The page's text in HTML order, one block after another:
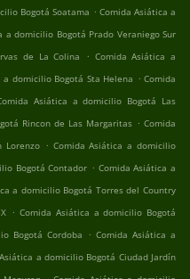
Bogotá Soatama . Comida Asiática a
a domicilio Bogotá Prado Veraniego Sur
de La Colina . Comida Asiática a
a domicilio Bogotá Sta Helena . Comida
Asiática a domicilio Bogotá Las
Rincon de Las Margaritas . Comida
Lorenzo . Comida Asiática a domicilio
Bogotá Contador . Comida Asiática a
a domicilio Bogotá Torres del Country
. Comida Asiática a domicilio Bogotá
Bogotá Cordoba . Comida Asiática a
a domicilio Bogotá Ciudad Jardín